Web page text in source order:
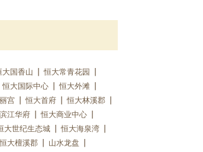
大国香山
恒大常青花园
恒大国际中心
恒大外滩
宫 恒大首府
恒大林溪郡
江华府
恒大商业中心
大世纪生态城
恒大海泉湾
恒大檀溪郡
山水龙盘